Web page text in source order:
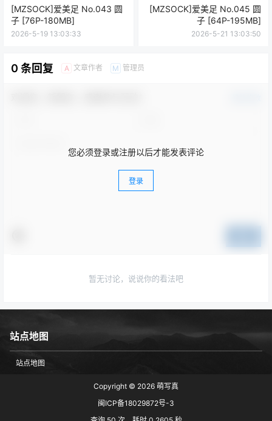
[MZSOCK]爱美足 No.043 圆
子 [76P-180MB]
2026-5-19 13:03:33
[MZSOCK]爱美足 No.045 圆
子 [64P-195MB]
2026-5-21 13:03:50
0 条回复 A 文章作者 M 管理员
您必须登录或注册以后才能发表评论
登录
暂无讨论，说说你的看法吧
站点地图
站点地图
Copyright © 2026 萌写真
闽ICP备18029872号-3